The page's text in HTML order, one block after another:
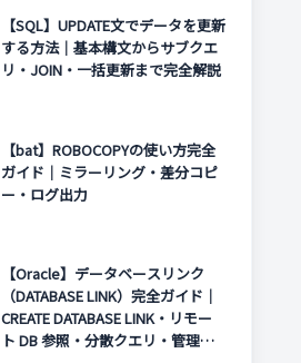
【SQL】UPDATE文でデータを更新
する方法｜基本構文からサブクエ
リ・JOIN・一括更新まで完全解説
【bat】ROBOCOPYの使い方完全
ガイド｜ミラーリング・差分コピ
ー・ログ出力
【Oracle】データベースリンク
（DATABASE LINK）完全ガイド｜
CREATE DATABASE LINK・リモー
ト DB 参照・分散クエリ・管理方